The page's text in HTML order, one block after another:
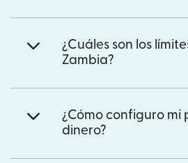
¿Cuáles son los
Zambia?
¿Cómo configuro mi
dinero?